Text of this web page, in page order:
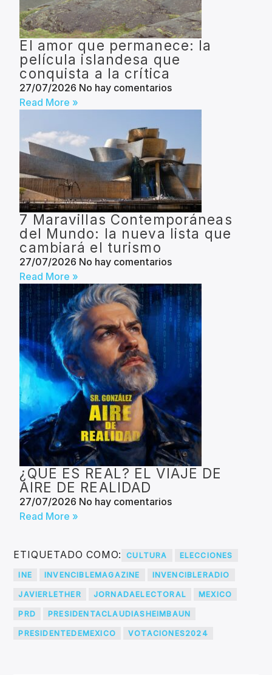
El amor que permanece: la
película islandesa que
conquista a la crítica
27/07/2026 No hay comentarios
Read More »
7 Maravillas Contemporáneas
del Mundo: la nueva lista que
cambiará el turismo
27/07/2026 No hay comentarios
Read More »
¿QUE ES REAL? EL VIAJE DE
AIRE DE REALIDAD
27/07/2026 No hay comentarios
Read More »
ETIQUETADO COMO: CULTURA ELECCIONES
INE INVENCIBLEMAGAZINE INVENCIBLERADIO
JAVIERLETHER JORNADAELECTORAL MEXICO
PRD PRESIDENTACLAUDIASHEIMBAUN
PRESIDENTEDEMEXICO VOTACIONES2024